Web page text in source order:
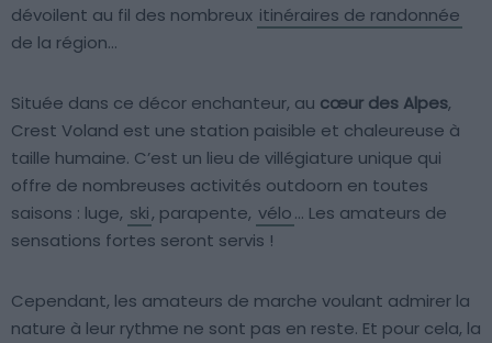
dévoilent au fil des nombreux itinéraires de randonnée
de la région…
Située dans ce décor enchanteur, au cœur des Alpes,
Crest Voland est une station paisible et chaleureuse à
taille humaine. C’est un lieu de villégiature unique qui
offre de nombreuses activités outdoorn en toutes
saisons : luge, ski, parapente, vélo… Les amateurs de
sensations fortes seront servis !
Cependant, les amateurs de marche voulant admirer la
nature à leur rythme ne sont pas en reste. Et pour cela, la